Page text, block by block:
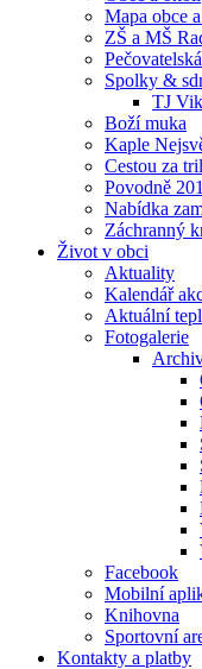
Mapa obce
ZŠ a MŠ
Spolky &
TJ
Boží muka
Kaple
Cestou za
Povodně
Nabídka
Záchranný
Život v obci
Aktuality
Kalendář
Aktuální
Fotogalerie
Facebook
Mobilní
Knihovna
Sportovní
Kontakty a platby